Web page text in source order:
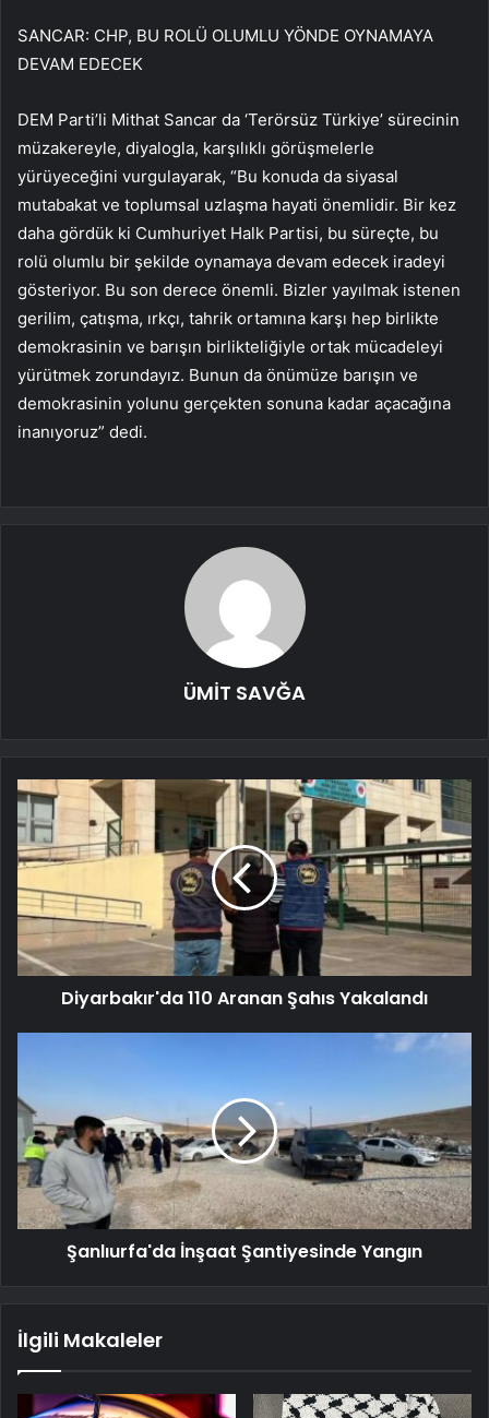
SANCAR: CHP, BU ROLÜ OLUMLU YÖNDE OYNAMAYA
DEVAM EDECEK
DEM Parti’li Mithat Sancar da ‘Terörsüz Türkiye’ sürecinin
müzakereyle, diyalogla, karşılıklı görüşmelerle
yürüyeceğini vurgulayarak, “Bu konuda da siyasal
mutabakat ve toplumsal uzlaşma hayati önemlidir. Bir kez
daha gördük ki Cumhuriyet Halk Partisi, bu süreçte, bu
rolü olumlu bir şekilde oynamaya devam edecek iradeyi
gösteriyor. Bu son derece önemli. Bizler yayılmak istenen
gerilim, çatışma, ırkçı, tahrik ortamına karşı hep birlikte
demokrasinin ve barışın birlikteliğiyle ortak mücadeleyi
yürütmek zorundayız. Bunun da önümüze barışın ve
demokrasinin yolunu gerçekten sonuna kadar açacağına
inanıyoruz” dedi.
ÜMİT SAVĞA
Diyarbakır'da 110 Aranan Şahıs Yakalandı
Şanlıurfa'da İnşaat Şantiyesinde Yangın
İlgili Makaleler